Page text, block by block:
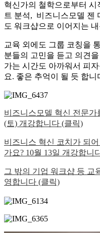
혁신가의 철학으로부터 시
트 분석, 비즈니스모델 젠
도 워크샵으로 이어지는
교육 외에도 그룹 코칭을
분들의 고민을 듣고 의견
가는 시간도 아까워서 피
요. 좋은 추억이 될 듯 합니
비즈니스모델 혁신 전문가
(토) 개강합니다 (클릭)
비즈니스 혁신 코치가 되
가요? 10월 13일 개강합니
그 밖의 기업 워크샵 등 교
영합니다 (클릭)